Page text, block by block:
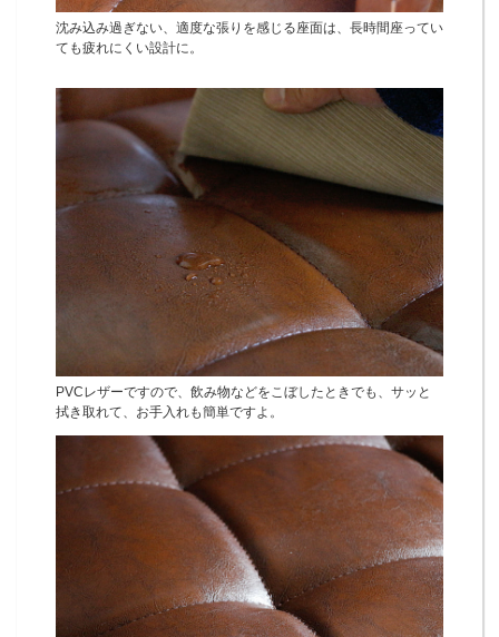
沈み込み過ぎない、適度な張りを感じる座面は、長時間座ってい
ても疲れにくい設計に。
PVCレザーですので、飲み物などをこぼしたときでも、サッと
拭き取れて、お手入れも簡単ですよ。